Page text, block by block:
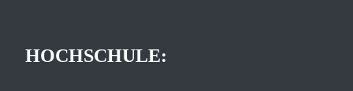
HOCHSCHULE: